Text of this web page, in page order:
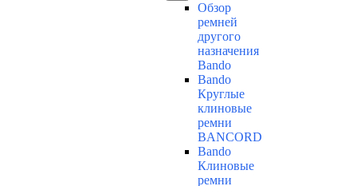
Обзор
ремней
другого
назначения
Bando
Bando
Круглые
клиновые
ремни
BANCORD
Bando
Клиновые
ремни